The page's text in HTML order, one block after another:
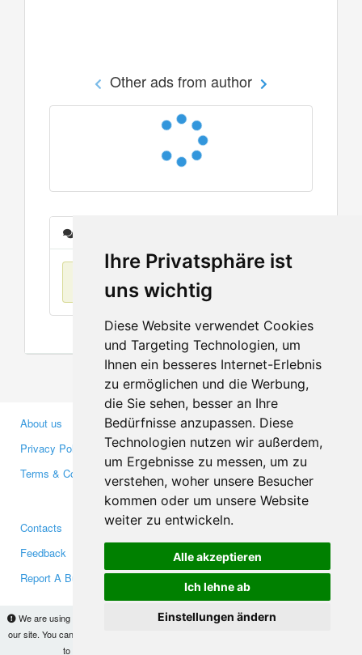
Ihre Privatsphäre ist
uns wichtig
Diese Website verwendet Cookies
und Targeting Technologien, um
Ihnen ein besseres Internet-Erlebnis
zu ermöglichen und die Werbung,
die Sie sehen, besser an Ihre
Bedürfnisse anzupassen. Diese
Technologien nutzen wir außerdem,
um Ergebnisse zu messen, um zu
verstehen, woher unsere Besucher
kommen oder um unsere Website
weiter zu entwickeln.
Alle akzeptieren
Ich lehne ab
Einstellungen ändern
We are using cookies to provide statistics that help us give you the best experience of
our site. You can find out more
to use the site without changes, you are agreeing to it.
Other ads from author
No items found
About us
Privacy Policy
Terms & Conditions
Business Partners
Investors
Media
Contacts
Feedback
Report A Bug
Facebook
Twitter
YouTube
Google+